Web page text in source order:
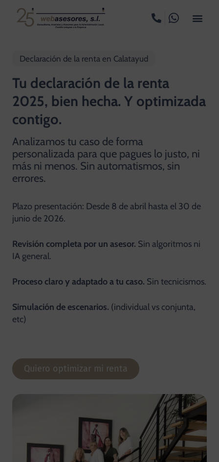
Declaración de la renta en Calatayud
Tu declaración de la renta
2025, bien hecha. Y optimizada
contigo.
Analizamos tu caso de forma
personalizada para que pagues lo justo, ni
más ni menos. Sin automatismos, sin
errores.
Plazo presentación: Desde 8 de abril hasta el 30 de
junio de 2026.
Revisión completa por un asesor. Sin algoritmos ni
IA general.
Proceso claro y adaptado a tu caso. Sin tecnicismos.
Simulación de escenarios. (individual vs conjunta,
etc)
Quiero optimizar mi renta